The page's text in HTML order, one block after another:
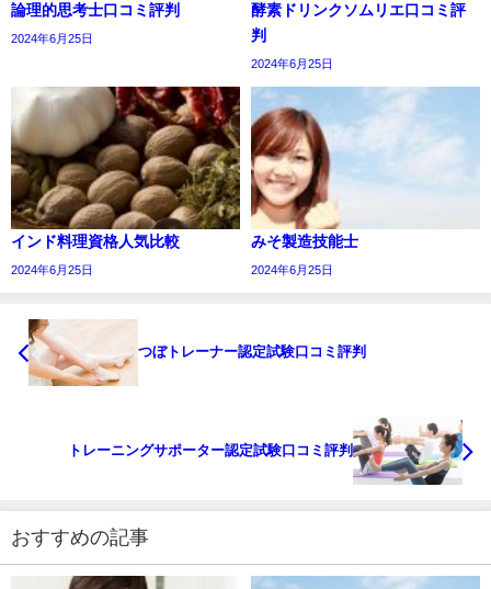
論理的思考士口コミ評判
2024年6月25日
酵素ドリンクソムリエ口コミ評
判
2024年6月25日
インド料理資格人気比較
2024年6月25日
みそ製造技能士
2024年6月25日
つぼトレーナー認定試験口コミ評判
トレーニングサポーター認定試験口コミ評判
おすすめの記事